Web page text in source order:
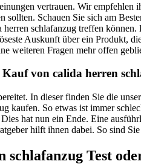
vertrauen. Wir empfehlen
sollten. Schauen Sie sich am
herren schlafanzug treffen
Auskunft über ein Produkt,
weiteren Fragen mehr offen
von calida herren
In dieser finden Sie die
kaufen. So etwas ist immer
hat nun ein Ende. Eine
hilft ihnen dabei. So sind
schlafanzug Test